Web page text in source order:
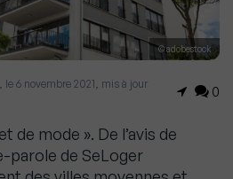
© adobestock
, le 6 novembre 2021, mis à jour
0
de mode ». De l’avis de
parole de SeLoger